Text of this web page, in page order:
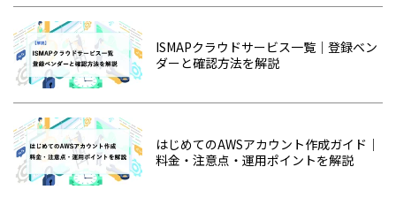
ISMAPクラウドサービス一覧｜登録ベン
ダーと確認方法を解説
はじめてのAWSアカウント作成ガイド｜
料金・注意点・運用ポイントを解説